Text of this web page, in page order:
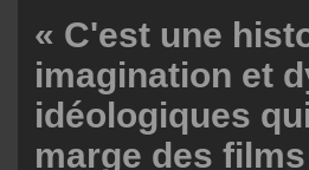
« C'est une
imagination et
idéologiques
marge des